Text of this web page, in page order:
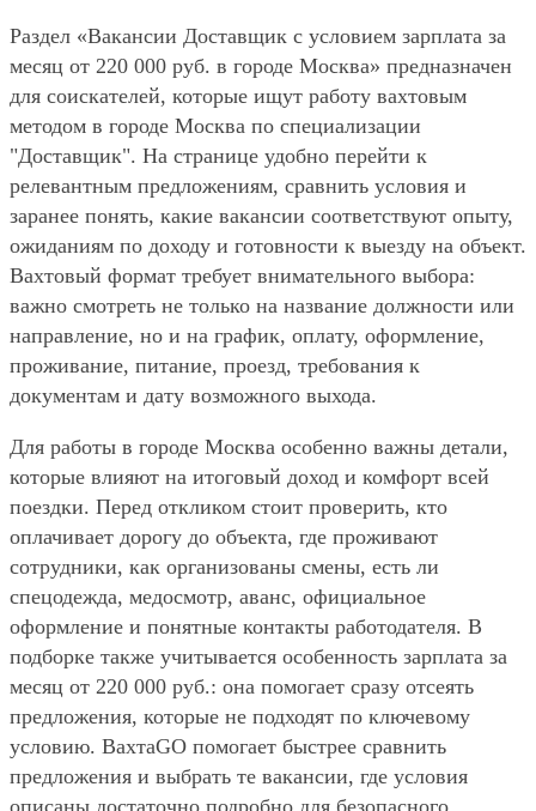
Раздел «Вакансии Доставщик с условием зарплата за
месяц от 220 000 руб. в городе Москва» предназначен
для соискателей, которые ищут работу вахтовым
методом в городе Москва по специализации
"Доставщик". На странице удобно перейти к
релевантным предложениям, сравнить условия и
заранее понять, какие вакансии соответствуют опыту,
ожиданиям по доходу и готовности к выезду на объект.
Вахтовый формат требует внимательного выбора:
важно смотреть не только на название должности или
направление, но и на график, оплату, оформление,
проживание, питание, проезд, требования к
документам и дату возможного выхода.
Для работы в городе Москва особенно важны детали,
которые влияют на итоговый доход и комфорт всей
поездки. Перед откликом стоит проверить, кто
оплачивает дорогу до объекта, где проживают
сотрудники, как организованы смены, есть ли
спецодежда, медосмотр, аванс, официальное
оформление и понятные контакты работодателя. В
подборке также учитывается особенность зарплата за
месяц от 220 000 руб.: она помогает сразу отсеять
предложения, которые не подходят по ключевому
условию. ВахтаGO помогает быстрее сравнить
предложения и выбрать те вакансии, где условия